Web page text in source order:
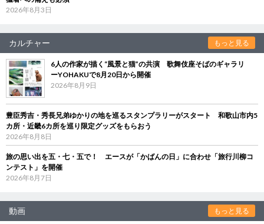
2026年8月3日
カルチャー もっと見る
6人の作家が描く“風景と猫”の共演 歌舞伎座そばのギャラリ
ーYOHAKUで8月20日から開催
2026年8月9日
豊臣秀吉・秀長兄弟ゆかりの地を巡るスタンプラリーがスタート 和歌山市内5
カ所・近畿6カ所を巡り限定グッズをもらおう
2026年8月8日
旅の思い出を五・七・五で！ エースが「かばんの日」に合わせ「旅行川柳コ
ンテスト」を開催
2026年8月7日
動画 もっと見る